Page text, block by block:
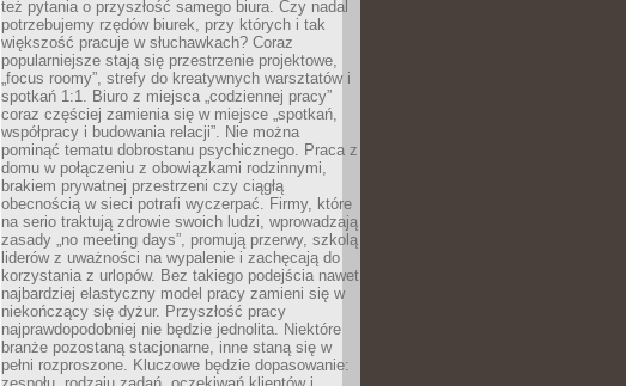
też pytania o przyszłość samego biura. Czy nadal
potrzebujemy rzędów biurek, przy których i tak
większość pracuje w słuchawkach? Coraz
popularniejsze stają się przestrzenie projektowe,
„focus roomy”, strefy do kreatywnych warsztatów i
spotkań 1:1. Biuro z miejsca „codziennej pracy”
coraz częściej zamienia się w miejsce „spotkań,
współpracy i budowania relacji”. Nie można
pominąć tematu dobrostanu psychicznego. Praca z
domu w połączeniu z obowiązkami rodzinnymi,
brakiem prywatnej przestrzeni czy ciągłą
obecnością w sieci potrafi wyczerpać. Firmy, które
na serio traktują zdrowie swoich ludzi, wprowadzają
zasady „no meeting days”, promują przerwy, szkolą
liderów z uważności na wypalenie i zachęcają do
korzystania z urlopów. Bez takiego podejścia nawet
najbardziej elastyczny model pracy zamieni się w
niekończący się dyżur. Przyszłość pracy
najprawdopodobniej nie będzie jednolita. Niektóre
branże pozostaną stacjonarne, inne staną się w
pełni rozproszone. Kluczowe będzie dopasowanie: